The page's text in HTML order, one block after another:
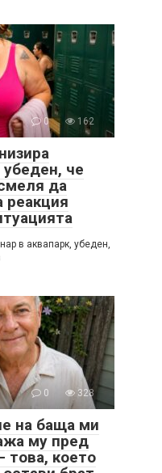
0 162
че
да
реакция
в аквапарк, убеден,
0 328
на баща ми
му пред
това, което